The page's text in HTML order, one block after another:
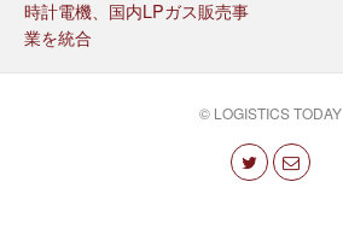
時計電機、国内LPガス販売事
業を統合
© LOGISTICS TODAY